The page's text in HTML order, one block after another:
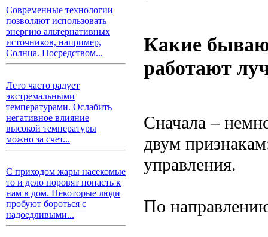
Современные технологии
позволяют использовать
энергию альтернативных
источников, например,
Солнца. Посредством...
Лето часто радует
экстремальными
температурами. Ослабить
негативное влияние
высокой температуры
можно за счет...
С приходом жары насекомые
то и дело норовят попасть к
нам в дом. Некоторые люди
пробуют бороться с
надоедливыми...
Какие
работают
Сначала –
двум
управления.
По